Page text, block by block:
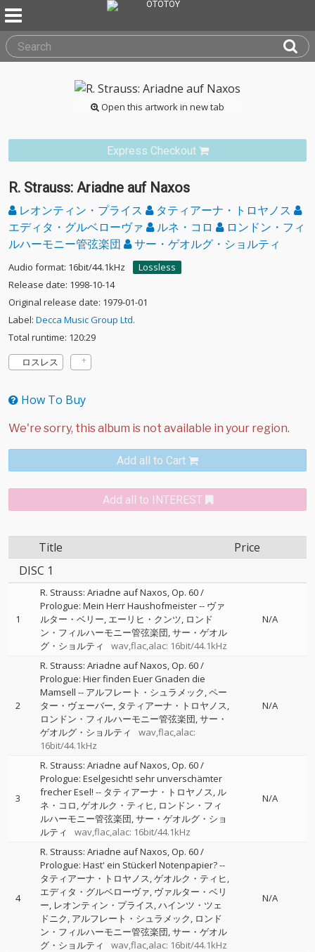
Open this artwork in new tab
Express Checkout
R. Strauss: Ariadne auf Naxos
レオンティン・プライス
タティアーナ・トロヤノス
エディタ・グルベローヴァ
ルネ・コロ
ロンドン・フィ
ルハーモニー管弦楽団
サー・ゲオルグ・ショルティ
Audio format: 16bit/44.1kHz
Lossless
Release date: 1998-10-14
Original release date: 1979-01-01
Label: Decca Music Group Ltd.
Total runtime: 120:29
ロスレス
How To Buy
Add all to Cart
Add all to INTEREST
Title
Price
DISC 1
1
R. Strauss: Ariadne auf Naxos, Op. 60 /
Prologue: Mein Herr Haushofmeister-- ヴァ
ルター・ベリー エーリヒ・クンツ ロンド
ン・フィルハーモニー管弦楽団 サー・ゲオル
グ・ショルティ
wav,flac,alac: 16bit/44.1kHz
N/A
2
R. Strauss: Ariadne auf Naxos, Op. 60 /
Prologue: Hier finden Euer Gnaden die
Mamsell -- アルフレート・シュラメック ペー
ター・ヴェーバー タティアーナ・トロヤノス
ロンドン・フィルハーモニー管弦楽団 サー・
ゲオルグ・ショルティ
wav,flac,alac:
16bit/44.1kHz
N/A
3
R. Strauss: Ariadne auf Naxos, Op. 60 /
Prologue: Eselgesicht! sehr unverschämter
frecher Esel! -- タティアーナ・トロヤノス ル
ネ・コロ ゲオルク・ティヒ ロンドン・フィ
ルハーモニー管弦楽団 サー・ゲオルグ・ショ
ルティ
wav,flac,alac: 16bit/44.1kHz
N/A
4
R. Strauss: Ariadne auf Naxos, Op. 60 /
Prologue: Hast' ein Stückerl Notenpapier?--
タティアーナ・トロヤノス ゲオルク・ティヒ
エディタ・グルベローヴァ ヴァルター・ベリ
ー レオンティン・プライス ハインツ・ツェ
ドニク アルフレート・シュラメック ロンド
ン・フィルハーモニー管弦楽団 サー・ゲオル
グ・ショルティ
wav,flac,alac: 16bit/44.1kHz
N/A